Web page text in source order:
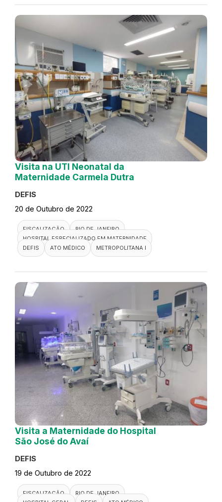
Visita na UTI Neonatal da
Maternidade Carmela Dutra
DEFIS
20 de Outubro de 2022
FISCALIZAÇÃO
RIO DE JANEIRO
HOSPITAL ESPECIALIZADO EM MATERNIDADE
DEFIS
ATO MÉDICO METROPOLITANA I
Visita a Maternidade do Hospital
São José do Avaí
DEFIS
19 de Outubro de 2022
FISCALIZAÇÃO
RIO DE JANEIRO